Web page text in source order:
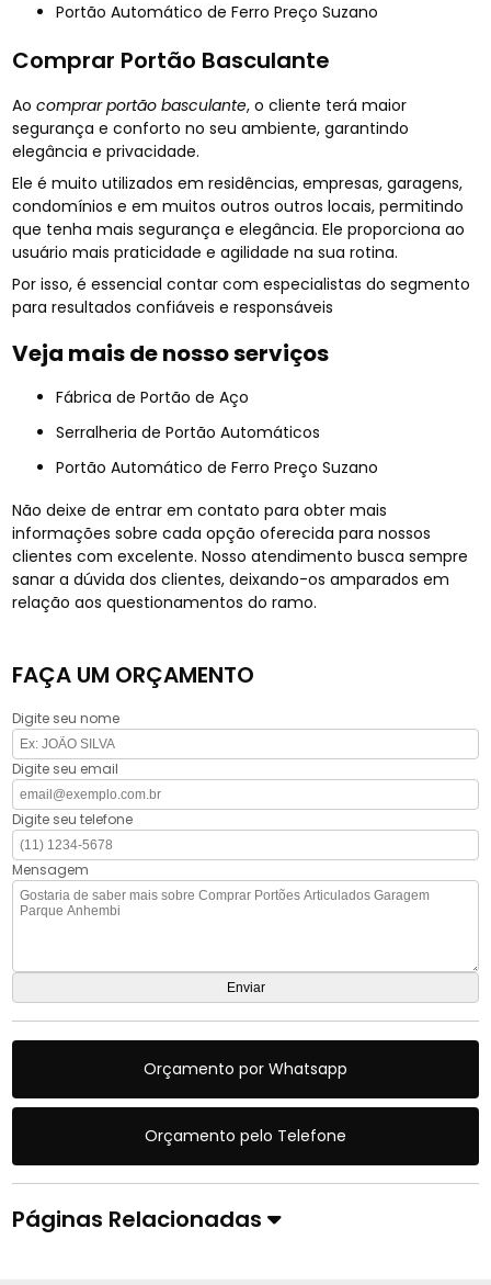
Portão Automático de Ferro Preço Suzano
Comprar Portão Basculante
Aocomprar portão basculante, o cliente terá maior
segurança e conforto no seu ambiente, garantindo
elegância e privacidade.
Ele é muito utilizados em residências, empresas, garagens,
condomínios e em muitos outros outros locais, permitindo
que tenha mais segurança e elegância. Ele proporciona ao
usuário mais praticidade e agilidade na sua rotina.
Por isso, é essencial contar com especialistas do segmento
para resultados confiáveis e responsáveis
Veja mais de nosso serviços
Fábrica de Portão de Aço
Serralheria de Portão Automáticos
Portão Automático de Ferro Preço Suzano
Não deixe de entrar em contato para obter mais
informações sobre cada opção oferecida para nossos
clientes com excelente. Nosso atendimento busca sempre
sanar a dúvida dos clientes, deixando-os amparados em
relação aos questionamentos do ramo.
FAÇA UM ORÇAMENTO
Digite seu nome
Digite seu email
Digite seu telefone
Mensagem
Orçamento por Whatsapp
Orçamento pelo Telefone
Páginas Relacionadas